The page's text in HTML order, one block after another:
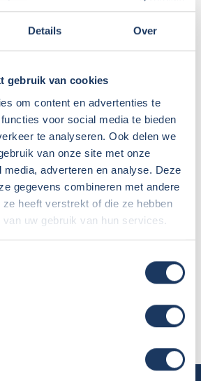
Details Over
gebruik van cookies
om content en advertenties te
voor social media te bieden
te analyseren. Ook delen we
van onze site met onze
adverteren en analyse. Deze
gegevens combineren met andere
ze heeft verstrekt of die ze hebben
uw gebruik van hun services.
Cijfer:7